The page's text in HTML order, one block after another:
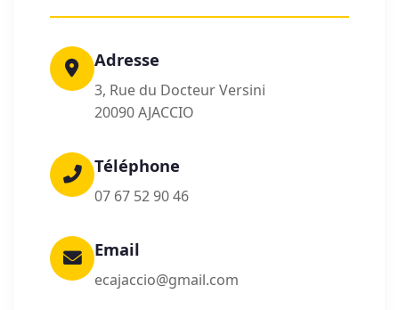
Adresse
3, Rue du Docteur Versini
20090 AJACCIO
Téléphone
07 67 52 90 46
Email
ecajaccio@gmail.com